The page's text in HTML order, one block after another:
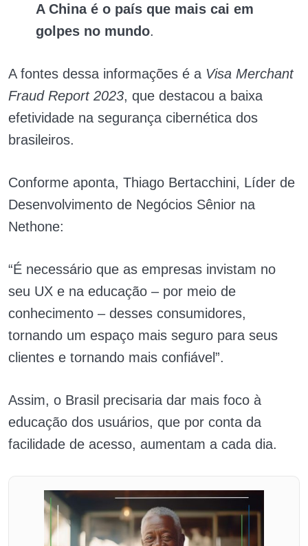
A China é o país que mais cai em
golpes no mundo.
A fontes dessa informações é a Visa Merchant
Fraud Report 2023, que destacou a baixa
efetividade na segurança cibernética dos
brasileiros.
Conforme aponta, Thiago Bertacchini, Líder de
Desenvolvimento de Negócios Sênior na
Nethone:
“É necessário que as empresas invistam no
seu UX e na educação – por meio de
conhecimento – desses consumidores,
tornando um espaço mais seguro para seus
clientes e tornando mais confiável”.
Assim, o Brasil precisaria dar mais foco à
educação dos usuários, que por conta da
facilidade de acesso, aumentam a cada dia.